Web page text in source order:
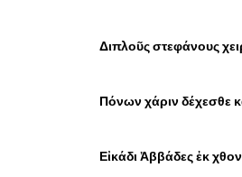
Διπλοῦς στεφάνους
Πόνων χάριν δέχεσθε
Εἰκάδι Ἀββάδες ἐκ